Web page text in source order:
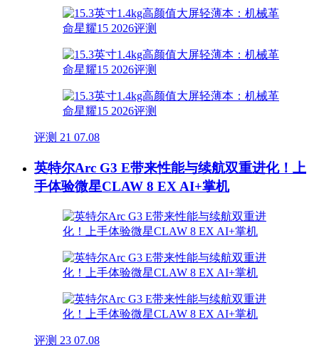
评测 21 07.08
英特尔Arc G3 E带来性能与续航双重进化！上
手体验微星CLAW 8 EX AI+掌机
评测 23 07.08